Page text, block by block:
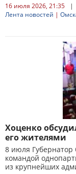
16 июля 2026, 21:35 |
Лента новостей |
Хоценко
его жителями
8 июля Губернатор
командой
из крупнейших